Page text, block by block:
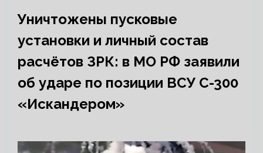
Уничтожены пусковые
установки и личный состав
расчётов ЗРК: в МО РФ заявили
об ударе по позиции ВСУ С-300
«Искандером»